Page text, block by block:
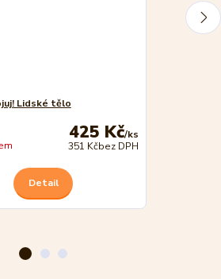
Lidské tělo
425 Kč/ks
351 Kčbez DPH
Detail